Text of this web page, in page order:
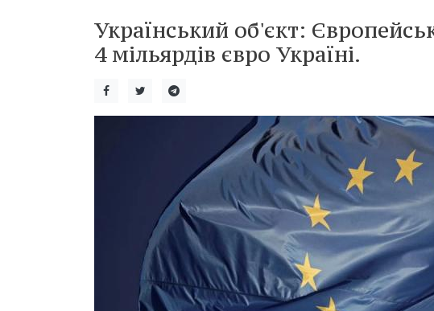
Український об'єкт:
4 мільярдів євро Україні.